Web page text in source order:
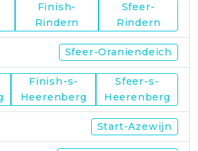
Finish-
Rindern
Sfeer-
Rindern
Sfeer-Oraniendeich
Finish-s-
Heerenberg
Sfeer-s-
Heerenberg
Start-Azewijn